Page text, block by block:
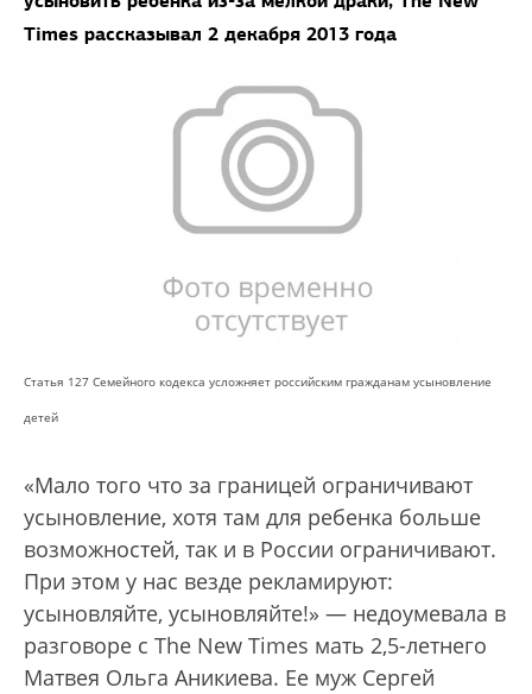
Times рассказывал 2 декабря 2013 года
Статья 127 Семейного кодекса усложняет российским гражданам усыновление
детей
«Мало того что за границей ограничивают
усыновление, хотя там для ребенка больше
возможностей, так и в России ограничивают.
При этом у нас везде рекламируют:
усыновляйте, усыновляйте!» — недоумевала в
разговоре с The New Times мать 2,5-летнего
Матвея Ольга Аникиева. Ее муж Сергей